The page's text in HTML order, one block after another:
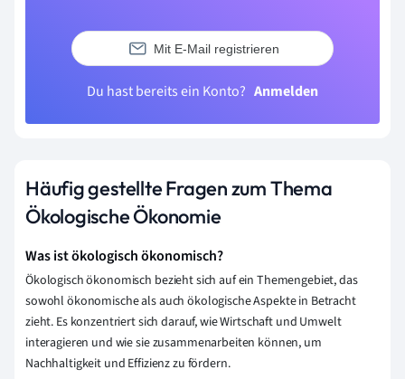
Mit E-Mail registrieren
Du hast bereits ein Konto? Anmelden
Häufig gestellte Fragen zum Thema
Ökologische Ökonomie
Was ist ökologisch ökonomisch?
Ökologisch ökonomisch bezieht sich auf ein Themengebiet, das
sowohl ökonomische als auch ökologische Aspekte in Betracht
zieht. Es konzentriert sich darauf, wie Wirtschaft und Umwelt
interagieren und wie sie zusammenarbeiten können, um
Nachhaltigkeit und Effizienz zu fördern.